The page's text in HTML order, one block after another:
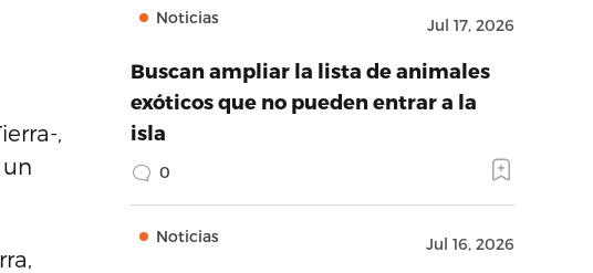
,
Noticias Jul 17, 2026
Buscan ampliar la lista de animales
exóticos que no pueden entrar a la
isla
0
Noticias Jul 16, 2026